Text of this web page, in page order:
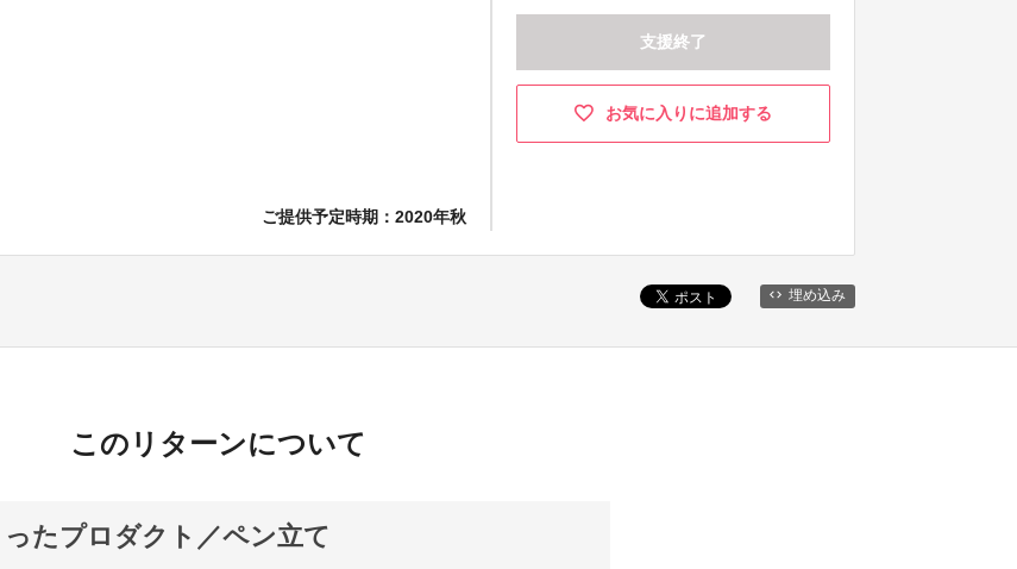
ご提供予定時期：2020年秋
支援終了
お気に入りに追加する
埋め込み
このリターンについて
たプロダクト／ペン立て